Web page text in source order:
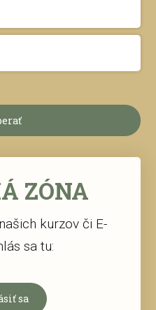
ZÓNA
kurzov či E-
sa tu:
sa